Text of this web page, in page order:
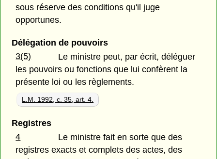
sous réserve des conditions qu'il juge
opportunes.
Délégation de pouvoirs
3(5)
Le ministre peut, par écrit, déléguer
les pouvoirs ou fonctions que lui confèrent la
présente loi ou les règlements.
L.M. 1992, c. 35, art. 4.
Registres
4
Le ministre fait en sorte que des
registres exacts et complets des actes, des